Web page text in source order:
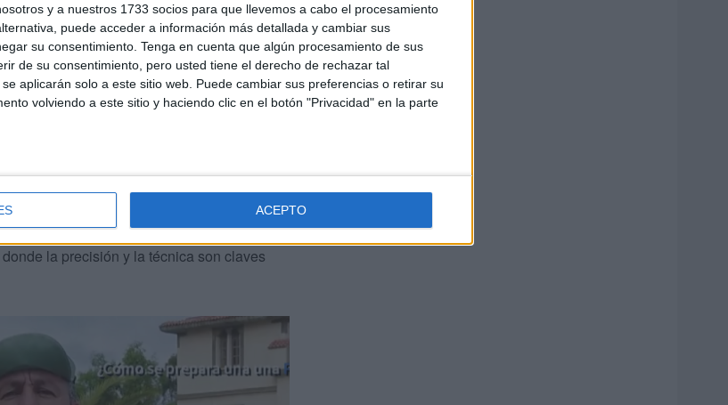
y a nuestros 1733 socios para que llevemos a cabo el procesamiento
puede acceder a información más detallada y cambiar sus
su consentimiento. Tenga en cuenta que algún procesamiento de sus
de su consentimiento, pero usted tiene el derecho de rechazar tal
aplicarán solo a este sitio web. Puede cambiar sus preferencias o retirar su
volviendo a este sitio y haciendo clic en el botón "Privacidad" en la parte
ACEPTO
de La Legión explica en el vídeo que
disparar y hacer la manta”, es decir todos
tropa y seis militares de tropa que son
la precisión y la técnica son claves